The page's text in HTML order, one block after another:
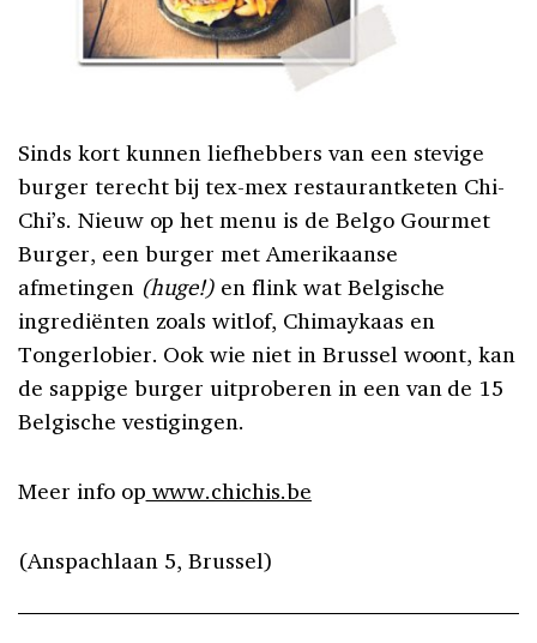
Sinds kort kunnen liefhebbers van een stevige
burger terecht bij tex-mex restaurantketen Chi-
Chi’s. Nieuw op het menu is de Belgo Gourmet
Burger, een burger met Amerikaanse
afmetingen (huge!) en flink wat Belgische
ingrediënten zoals witlof, Chimaykaas en
Tongerlobier. Ook wie niet in Brussel woont, kan
de sappige burger uitproberen in een van de 15
Belgische vestigingen.
Meer info op www.chichis.be
(Anspachlaan 5, Brussel)